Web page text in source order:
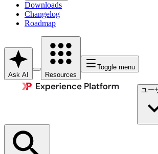
Downloads
Changelog
Roadmap
Ask AI Resources
Toggle menu
ユー